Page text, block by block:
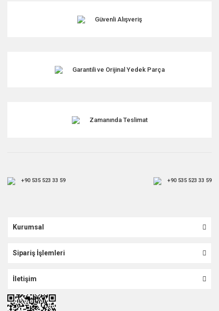
Ürün fiyatı diğer sitelerden daha pahalı.
Güvenli Alışveriş
Garantili ve Orijinal Yedek Parça
Zamanında Teslimat
+90 535 523 33 59 +90 535 523 33 59
Kurumsal
Sipariş İşlemleri
İletişim